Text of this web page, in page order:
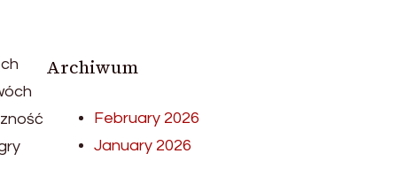
Archiwum
February 2026
January 2026